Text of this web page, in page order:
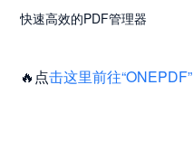
快速高效的PDF管理器
🔥点击这里前往“ONEPDF”